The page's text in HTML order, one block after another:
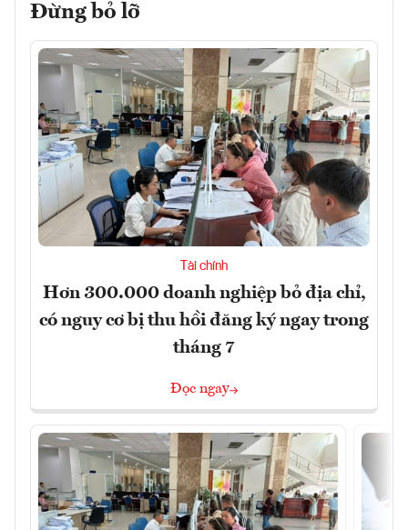
Đừng bỏ lỡ
Tài chính
Hơn 300.000 doanh nghiệp bỏ địa chỉ,
có nguy cơ bị thu hồi đăng ký ngay trong
tháng 7
Đọc ngay